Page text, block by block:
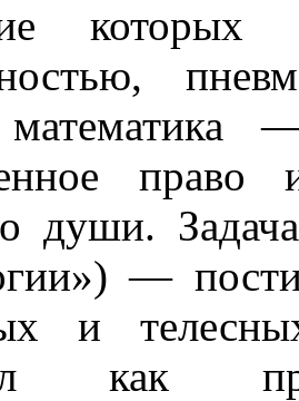
которых
души.
—
и
как